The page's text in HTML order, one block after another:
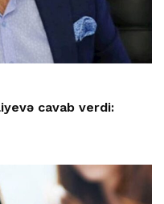
cavab verdi: